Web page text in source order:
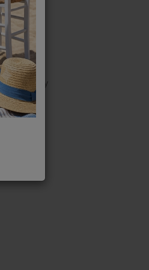
Sensory